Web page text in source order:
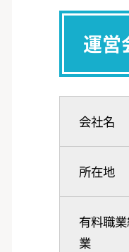
運営
会社名
所在地
有料職
業